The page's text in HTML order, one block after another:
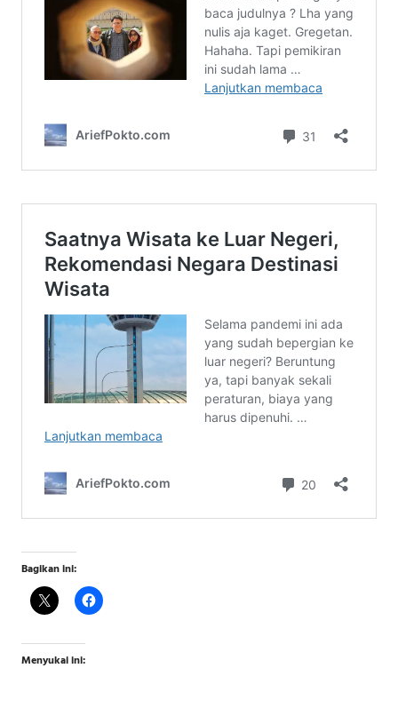
Bagikan ini:
Menyukai ini: